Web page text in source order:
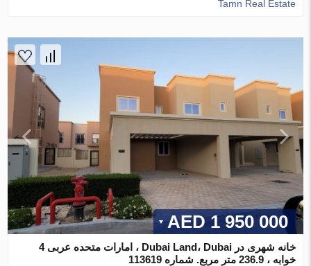
Tamn Real Estate
1 950 000 AED
خانه شهری در Dubai Land، Dubai ، امارات متحده عربی 4
خوابه ، 236.9 متر مربع. شماره 113619